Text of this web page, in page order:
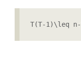
T(T-1)\leq